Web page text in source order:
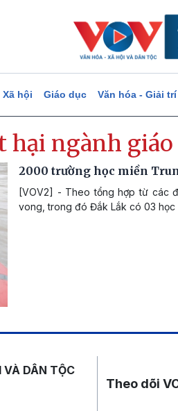
hội Giáo dục Văn hóa - Giải trí
hại ngành giáo
2000 trường học miền
[VOV2] - Theo tổng hợp từ các
vong, trong đó Đắk Lắk có 03 học
VÀ DÂN TỘC
Theo dõi